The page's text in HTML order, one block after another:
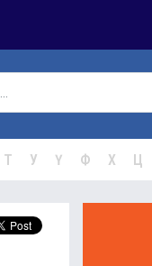
Т У Ү Ф Х Ц